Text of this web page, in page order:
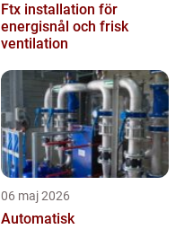
Ftx installation för
energisnål och frisk
ventilation
06 maj 2026
Automatisk